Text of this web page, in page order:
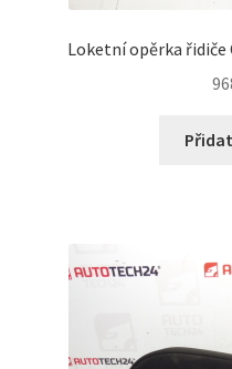
Loketní opěrka řidiče